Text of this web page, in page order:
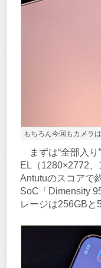
もちろん今回もカメラ
まずは“全部入り
EL（1280×2772、
Antutuのスコアで
SoC「Dimensity
レージは256GBと